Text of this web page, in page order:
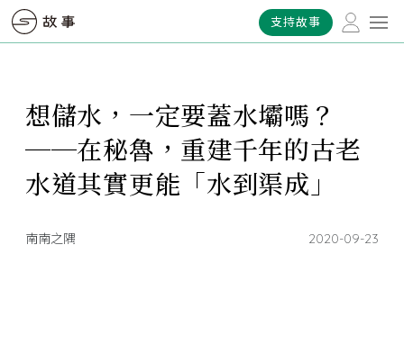
支持故事
想儲水，一定要蓋水壩嗎？
──在秘魯，重建千年的古老
水道其實更能「水到渠成」
南南之隅 2020-09-23